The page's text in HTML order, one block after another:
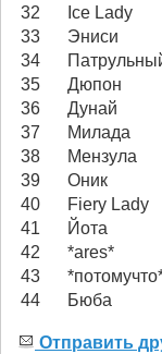
32
Ice Lady
33
Эниси
34
35
Дюпон
36
Дунай
37
Милада
38
Мензула
39
Оник
40
Fiery Lady
41
Йота
42
*ares*
43
44
Бюба
Отправить